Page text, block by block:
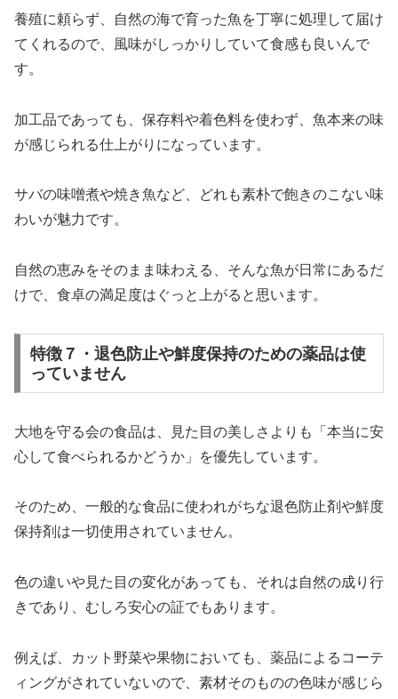
養殖に頼らず、自然の海で育った魚を丁寧に処理して届け
てくれるので、風味がしっかりしていて食感も良いんで
す。
加工品であっても、保存料や着色料を使わず、魚本来の味
が感じられる仕上がりになっています。
サバの味噌煮や焼き魚など、どれも素朴で飽きのこない味
わいが魅力です。
自然の恵みをそのまま味わえる、そんな魚が日常にあるだ
けで、食卓の満足度はぐっと上がると思います。
特徴７・退色防止や鮮度保持のための薬品は使
っていません
大地を守る会の食品は、見た目の美しさよりも「本当に安
心して食べられるかどうか」を優先しています。
そのため、一般的な食品に使われがちな退色防止剤や鮮度
保持剤は一切使用されていません。
色の違いや見た目の変化があっても、それは自然の成り行
きであり、むしろ安心の証でもあります。
例えば、カット野菜や果物においても、薬品によるコーテ
ィングがされていないので、素材そのものの色味が感じら